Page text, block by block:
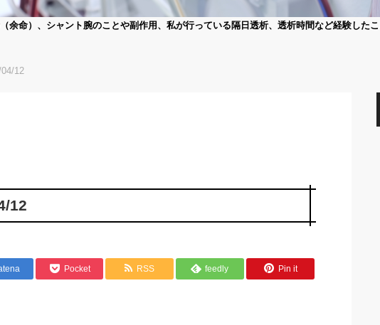
余命）、シャント腕のことや副作用、私が行っている隔日透析、透析時間など経験した
12
12
Pocket RSS feedly Pin it